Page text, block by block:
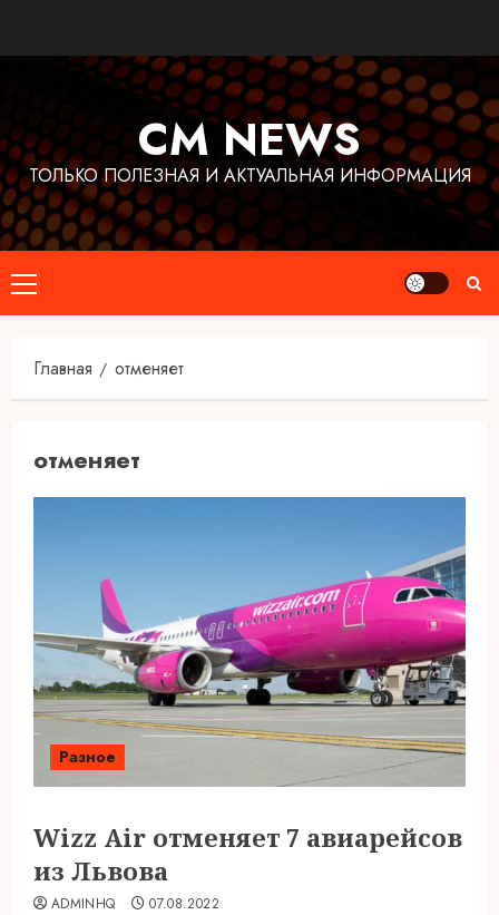
содержимому
CM NEWS
ТОЛЬКО ПОЛЕЗНАЯ И АКТУАЛЬНАЯ ИНФОРМАЦИЯ
Основное
меню
Главная отменяет
отменяет
Разное
Wizz Air отменяет 7 авиарейсов
из Львова
ADMINHQ 07.08.2022